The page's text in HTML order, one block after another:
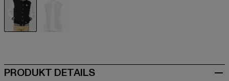
PRODUKT DETAILS